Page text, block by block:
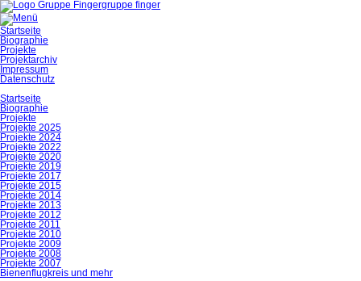
gruppe finger
Navigation
überspringen
Startseite
Biographie
Projekte
Projektarchiv
Impressum
Datenschutz
Startseite
Biographie
Projekte
Projekte 2025
Projekte 2024
Projekte 2022
Projekte 2020
Projekte 2019
Projekte 2017
Projekte 2015
Projekte 2014
Projekte 2013
Projekte 2012
Projekte 2011
Projekte 2010
Projekte 2009
Projekte 2008
Projekte 2007
Bienenflugkreis und mehr